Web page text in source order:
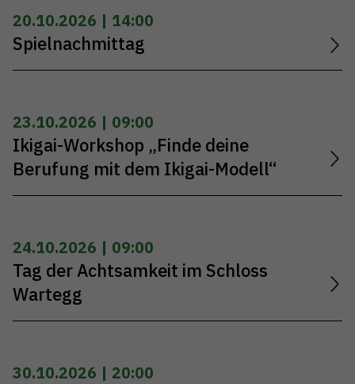
20.10.2026 | 14:00
Spielnachmittag
23.10.2026 | 09:00
Ikigai-Workshop „Finde deine
Berufung mit dem Ikigai-Modell“
24.10.2026 | 09:00
Tag der Achtsamkeit im Schloss
Wartegg
30.10.2026 | 20:00